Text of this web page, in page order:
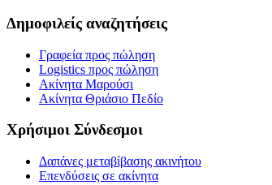
Δημοφιλείς αναζητήσεις
Γραφεία προς πώληση
Logistics προς πώληση
Ακίνητα Μαρούσι
Ακίνητα Θριάσιο Πεδίο
Χρήσιμοι Σύνδεσμοι
Δαπάνες μεταβίβασης ακινήτου
Επενδύσεις σε ακίνητα